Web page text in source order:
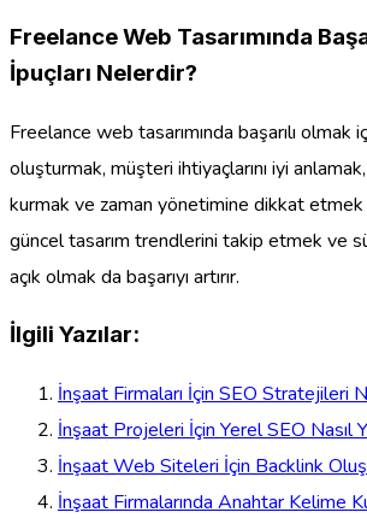
Freelance Web Tasarımında
İpuçları Nelerdir?
Freelance web tasarımında başarılı olmak
oluşturmak, müşteri ihtiyaçlarını iyi
kurmak ve zaman yönetimine dikkat etmek
güncel tasarım trendlerini takip etmek ve
açık olmak da başarıyı artırır.
İlgili Yazılar:
İnşaat Firmaları İçin SEO Stratejileri
İnşaat Projeleri İçin Yerel SEO Nasıl
İnşaat Web Siteleri İçin Backlink
İnşaat Firmalarında Anahtar Kelime